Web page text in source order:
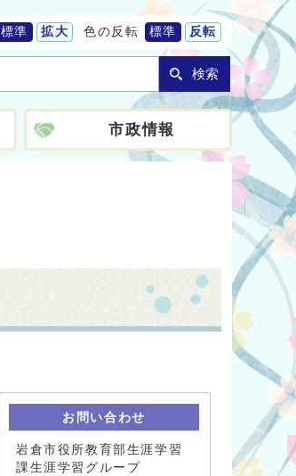
標準 拡大 色の反転 標準 反転
検索
市政情報
お問い合わせ
岩倉市役所教育部生涯学習
課生涯学習グループ